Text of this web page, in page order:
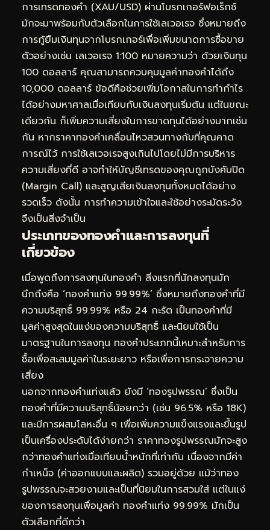
การเทรดทองคำ (XAU/USD) ผ่านโบรกเกอร์ฟอเร็กซ์
มักจะมาพร้อมกับตัวเลือกในการใช้เลเวอเรจ ซึ่งหมายถึง
การกู้ยืมเงินทุนจากโบรกเกอร์เพื่อเพิ่มขนาดการซื้อขาย
ตัวอย่างเช่น เลเวอเรจ 1:100 หมายความว่า ด้วยเงินทุน
100 ดอลลาร์ คุณสามารถควบคุมมูลค่าทองคำได้ถึง
10,000 ดอลลาร์ ข้อดีคือช่วยเพิ่มโอกาสในการทำกำไร
ได้อย่างมหาศาลเมื่อเทียบกับเงินลงทุนเริ่มต้น แต่ในขณะ
เดียวกัน ก็เพิ่มความเสี่ยงในการขาดทุนได้อย่างมากเช่น
กัน หากราคาทองคำเคลื่อนไหวสวนทางกับที่คุณคาด
การณ์ไว้ การใช้เลเวอเรจสูงเกินไปโดยไม่มีการบริหาร
ความเสี่ยงที่ดี อาจทำให้บัญชีเทรดของคุณถูกบังคับปิด
(Margin Call) และสูญเสียเงินลงทุนทั้งหมดได้อย่าง
รวดเร็ว ดังนั้น การทำความเข้าใจและใช้อย่างระมัดระวัง
จึงเป็นสิ่งจำเป็น
ประเภทของทองคำและการลงทุนที่
เกี่ยวข้อง
เมื่อพูดถึงการลงทุนในทองคำ สิ่งแรกที่นักลงทุนมัก
นึกถึงคือ ‘ทองคำแท่ง 99.99%’ ซึ่งหมายถึงทองคำที่มี
ความบริสุทธิ์ 99.99% หรือ 24 กะรัต เป็นทองคำที่มี
มูลค่าสูงสุดในแง่ของความบริสุทธิ์ และนิยมใช้เป็น
มาตรฐานในการลงทุน ทองคำประเภทนี้เหมาะสำหรับการ
ซื้อเพื่อสะสมมูลค่าในระยะยาว หรือเพื่อการกระจายความ
เสี่ยง
นอกจากทองคำแท่งแล้ว ยังมี ‘ทองรูปพรรณ’ ซึ่งเป็น
ทองคำที่มีความบริสุทธิ์น้อยกว่า (เช่น 96.5% หรือ 18K)
และมีการผสมโลหะอื่น ๆ เพื่อเพิ่มความแข็งแรงและขึ้นรูป
เป็นเครื่องประดับได้ง่ายกว่า ราคาทองรูปพรรณมักจะสูง
กว่าทองคำแท่งเมื่อเทียบน้ำหนักที่เท่ากัน เนื่องจากมีค่า
กำเหน็จ (ค่าออกแบบและผลิต) รวมอยู่ด้วย แม้ว่าทอง
รูปพรรณจะสวยงามและเป็นที่นิยมในการสวมใส่ แต่ในแง่
ของการลงทุนเพื่อมูลค่า ทองคำแท่ง 99.99% มักเป็น
ตัวเลือกที่ดีกว่า